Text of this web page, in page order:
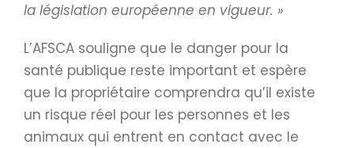
la législation européenne en vigueur. »
L’AFSCA souligne que le danger pour la
santé publique reste important et espère
que la propriétaire comprendra qu’il existe
un risque réel pour les personnes et les
animaux qui entrent en contact avec le